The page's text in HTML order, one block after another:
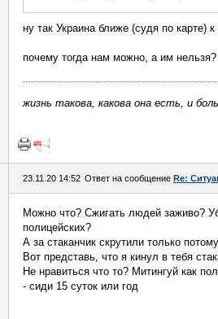
ну так Украина ближе (судя по карте)
почему тогда нам можно, а им нельзя?
жизнь такова, какова она есть, и
23.11.20 14:52 Ответ на сообщение Re:
Можно что? Сжигать людей заживо?
полицейских?
А за стаканчик скрутили только
Вот представь, что я кинул в тебя
Не нравиться что то? Митингуй как
- сиди 15 суток или год